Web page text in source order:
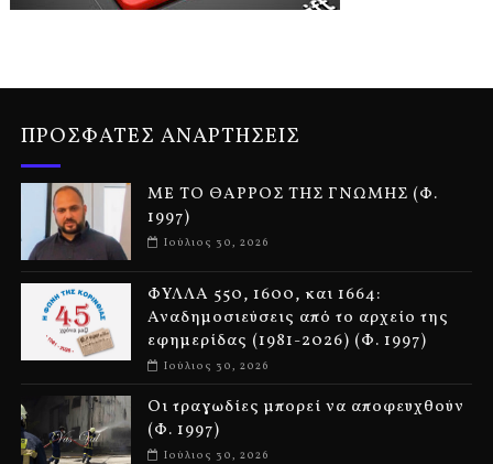
ΠΡΟΣΦΑΤΕΣ ΑΝΑΡΤΗΣΕΙΣ
ΜΕ ΤΟ ΘΑΡΡΟΣ ΤΗΣ ΓΝΩΜΗΣ (Φ.
1997)
Ιούλιος 30, 2026
ΦΥΛΛΑ 550, 1600, και 1664:
Αναδημοσιεύσεις από το αρχείο της
εφημερίδας (1981-2026) (Φ. 1997)
Ιούλιος 30, 2026
Οι τραγωδίες μπορεί να αποφευχθούν
(Φ. 1997)
Ιούλιος 30, 2026